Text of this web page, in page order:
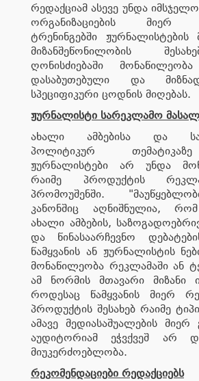
რედაქციამ ასევე უნდა
ორგანიზაციების მიერ
ტრენინგებში ჟურნალისტების
მიზანშეწონილობის
ღონისძიებაში
დასაბუთებული და
სპეციფიკური ცოდნის მიღებას.
ჟურნალისტი სარეკლამო
ახალი ამბებისა და
პოლიტიკურ
ჟურნალისტები არ უნდა
რაიმე პროდუქტის
პრომოუშენში.
კანონშიც აღნიშნულია,
ახალი ამბების,
და წინასაარჩევნო
წამყვანის ან ჟურნალისტის
მონაწილეობა რეკლამაში ან
ამ ნორმის მთავარი
როდესაც წამყვანის მიერ
პროდუქტის შესახებ რაიმე
ამავე მედიასაშუალების
აუდიტორიამ ეჭვქვეშ არ
მიუკერძოებლობა.
რეკომენდაციები რედაქციებს